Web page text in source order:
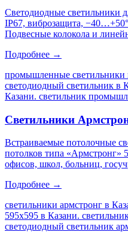
Светодиодные светильники
IP67, виброзащита,
Подвесные колокола и
Подробнее →
промышленные
светодиодный светильник в
Казани. светильник
Светильники
Встраиваемые потолочные
потолков типа «Армстронг»
офисов, школ, больниц,
Подробнее →
светильники армстронг в
595х595 в Казани.
светодиодный светильник